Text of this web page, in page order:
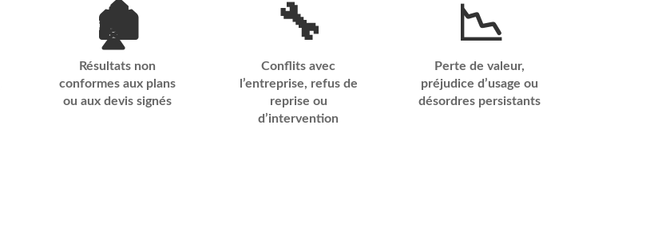
🏚️
Résultats non
conformes aux plans
ou aux devis signés
🔧
Conflits avec
l’entreprise, refus de
reprise ou
d’intervention
📉
Perte de valeur,
préjudice d’usage ou
désordres persistants